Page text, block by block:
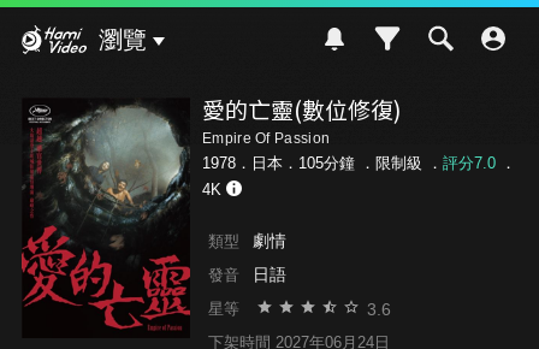
瀏覽
愛的亡靈(數位修復)
Empire Of Passion
1978．日本．105分鐘 ． 限制級 ． 評分7.0．
4K
類型 劇情
發音 日語
星等 3.6
下架時間 2027年06月24日